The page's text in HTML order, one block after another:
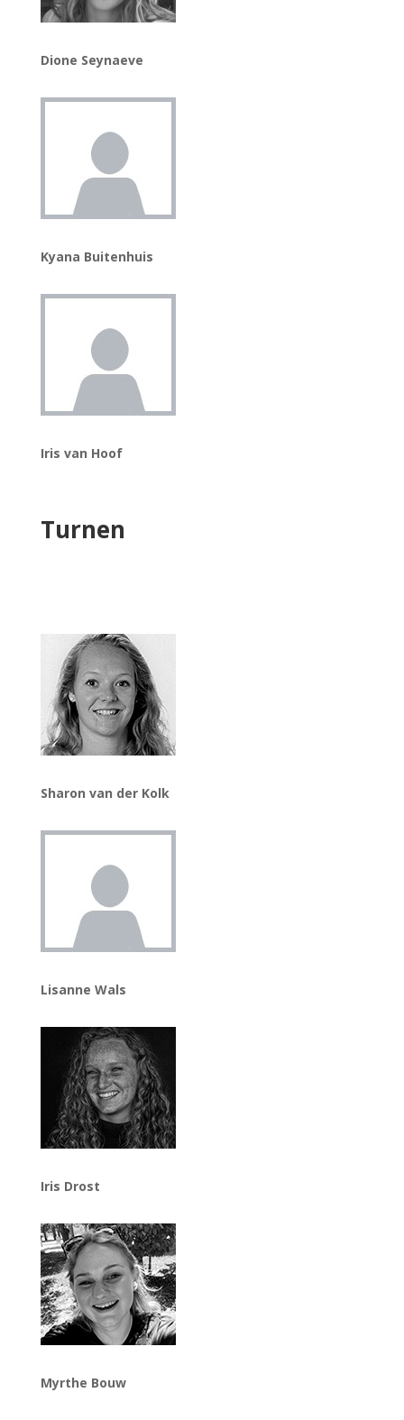
Dione Seynaeve
Kyana Buitenhuis
Iris van Hoof
Turnen
Sharon van der Kolk
Lisanne Wals
Iris Drost
Myrthe Bouw